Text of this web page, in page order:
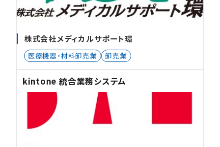
株式会社メディカルサポート環
医療機器・材料卸売業 卸売業
kintone 統合業務システム